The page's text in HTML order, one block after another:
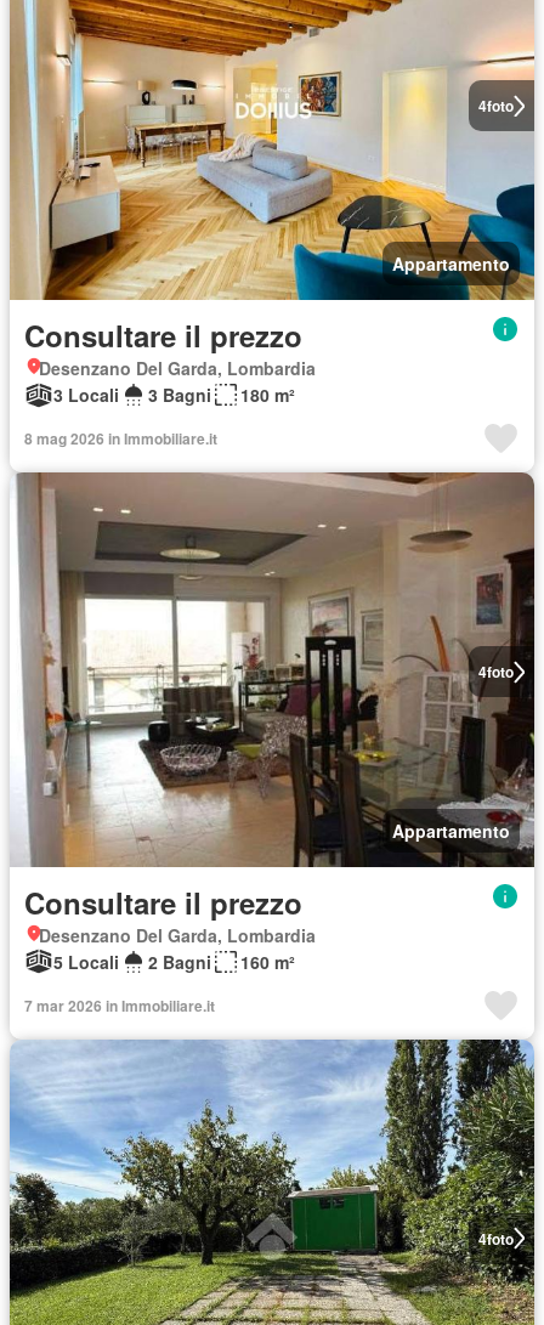
4foto
Appartamento
Consultare il prezzo
Desenzano Del Garda, Lombardia
3 Locali
3 Bagni 180 m²
8 mag 2026 in Immobiliare.it
4foto
Appartamento
Consultare il prezzo
Desenzano Del Garda, Lombardia
5 Locali
2 Bagni 160 m²
7 mar 2026 in Immobiliare.it
4foto